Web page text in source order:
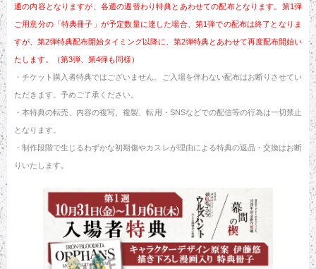
通の内容となりますが、各週の週替わり特典とあわせての配布となります。第1弾
ご用意分の「特典冊子」が予定数量に達した場合、第1弾での配布は終了となりま
すが、第2弾特典配布開始タイミング以降に、第2弾特典とあわせて再度配布開始い
たします。（第3弾、第4弾も同様）
・チケット購入者特典ではございません。ご入場を伴わない配布はお断りさせてい
ただきます。予めご了承ください。
・本特典の転売、内容の複写、複製、転用・SNSなどでの配信等の行為は一切禁止
となります。
・制作段階で生じるわずかな初期傷やカスレが理由による特典の返品・交換はお断
りいたします。